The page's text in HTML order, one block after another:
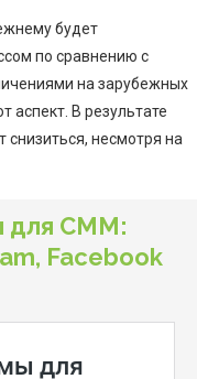
будет
по сравнению с
на зарубежных
аспект. В результате
несмотря на
для СММ:
Facebook